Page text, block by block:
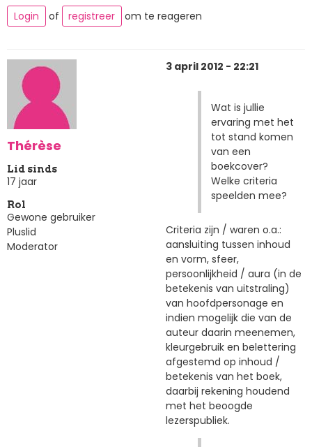
Login
of registreer om te reageren
Thérèse
Lid sinds
17 jaar
Rol
Gewone gebruiker
Pluslid
Moderator
3 april 2012 - 22:21
Wat is jullie
ervaring met het
tot stand komen
van een
boekcover?
Welke criteria
speelden mee?
Criteria zijn / waren o.a.:
aansluiting tussen inhoud
en vorm, sfeer,
persoonlijkheid / aura (in de
betekenis van uitstraling)
van hoofdpersonage en
indien mogelijk die van de
auteur daarin meenemen,
kleurgebruik en belettering
afgestemd op inhoud /
betekenis van het boek,
daarbij rekening houdend
met het beoogde
lezerspubliek.